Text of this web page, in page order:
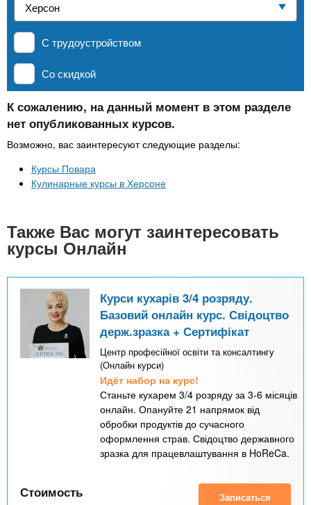
n
t
s
.
i
n
f
o
е
д
е
н
Частные школы
Онлайн курсы
За рубежом
С трудоустройством
Со скидкой
К сожалению, на данный момент в этом разделе
нет опубликованных курсов.
Возможно, вас заинтересуют следующие разделы:
Курсы Повара
Кулинарные курсы в Херсоне
Также Вас могут заинтересовать
курсы Онлайн
Курси кухарів 3/4 розряду.
Базовий онлайн курс. Свідоцтво
держ.зразка + Сертифікат
Центр професійної освіти та консалтингу
(Онлайн курси)
Идёт набор на курс!
Станьте кухарем 3/4 розряду за 3-6 місяців
онлайн. Опануйте 21 напрямок від
обробки продуктів до сучасного
оформлення страв. Свідоцтво державного
зразка для працевлаштування в HoReCa.
Стоимость Записаться